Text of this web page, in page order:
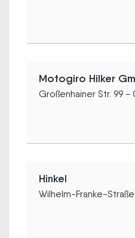
Motogiro Hilker
Großenhainer Str. 99 -
Hinkel
Wilhelm-Franke-